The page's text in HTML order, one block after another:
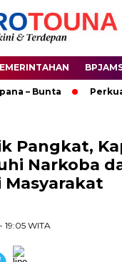
Bunta Perkuat
Pangkat,
Narkoba
Masyarakat
- 19:05 WITA